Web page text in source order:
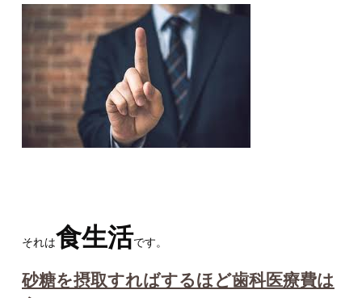
それは食生活です。
砂糖を摂取すればするほど歯科医療費は